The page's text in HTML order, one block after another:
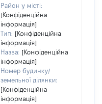
Район у місті:
[Конфіденційна
інформація]
Тип: [Конфіденційна
інформація]
Назва: [Конфіденційна
інформація]
Номер будинку/
земельної ділянки:
[Конфіденційна
інформація]